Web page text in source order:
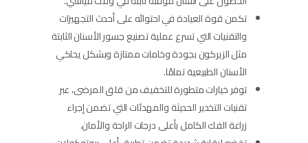
تكمن قوة العيادة في احتوائه على أحدث التجهيزات
والتقنيات التي تسرع عملية تصنيع جسور الأسنان الثابتة
مثل الزيركون بجودة وخامات ممتازة وبشكل يحاكي
الأسنان الطبيعية تمامًا.
توفر خيارات متطورة للتخفيف من قلق المرضى، عبر
تقنيات التخدير الحديثة والمهدئات التي تضمن إجراء
زراعة الفك الكامل بأعلى درجات الراحة والأمان.